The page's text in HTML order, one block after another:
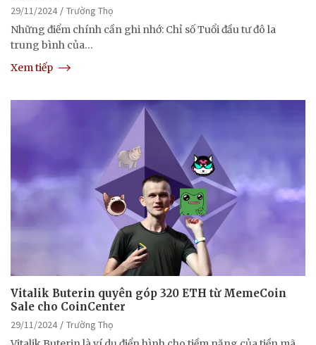
29/11/2024
Trường Thọ
Những điểm chính cần ghi nhớ: Chỉ số Tuổi đầu tư đô la
trung bình của…
Xem tiếp
Vitalik Buterin quyên góp 320 ETH từ MemeCoin
Sale cho CoinCenter
29/11/2024
Trường Thọ